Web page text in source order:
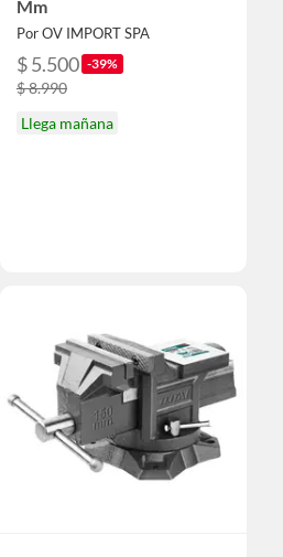
Mm
Por OV IMPORT SPA
$ 5.500 -39%
$ 8.990
Llega mañana